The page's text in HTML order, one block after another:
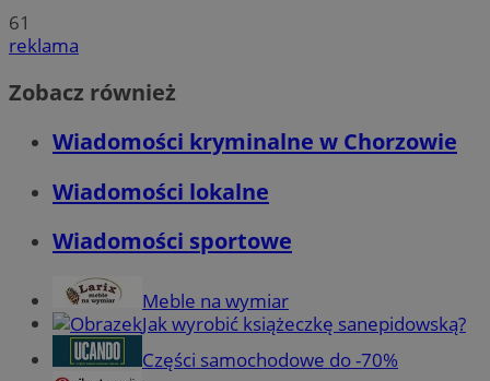
61
reklama
Zobacz również
Wiadomości kryminalne w Chorzowie
Wiadomości lokalne
Wiadomości sportowe
Meble na wymiar
Jak wyrobić książeczkę sanepidowską?
Części samochodowe do -70%